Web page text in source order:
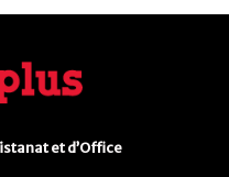
et d’Office